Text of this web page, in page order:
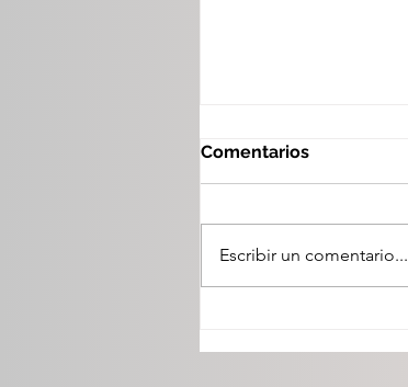
Comentarios
Escribir un comentario...